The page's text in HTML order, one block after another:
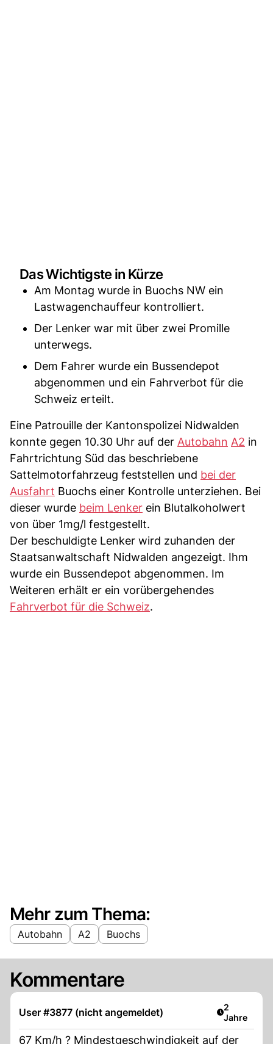
Das Wichtigste in Kürze
Am Montag wurde in Buochs NW ein
Lastwagenchauffeur kontrolliert.
Der Lenker war mit über zwei Promille
unterwegs.
Dem Fahrer wurde ein Bussendepot
abgenommen und ein Fahrverbot für die
Schweiz erteilt.
Eine Patrouille der Kantonspolizei Nidwalden
konnte gegen 10.30 Uhr auf der Autobahn A2 in
Fahrtrichtung Süd das beschriebene
Sattelmotorfahrzeug feststellen und bei der
Ausfahrt Buochs einer Kontrolle unterziehen. Bei
dieser wurde beim Lenker ein Blutalkoholwert
von über 1mg/l festgestellt.
Der beschuldigte Lenker wird zuhanden der
Staatsanwaltschaft Nidwalden angezeigt. Ihm
wurde ein Bussendepot abgenommen. Im
Weiteren erhält er ein vorübergehendes
Fahrverbot für die Schweiz.
Mehr zum Thema:
Autobahn A2 Buochs
Kommentare
User #3877 (nicht angemeldet) Artikel
2
Jahre
67 Km/h ? Mindestgeschwindigkeit auf der